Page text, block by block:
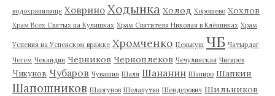
водохранилище Ховрино Ходынка Холод Хорошево Хохлов
Храм Всех Святых на Кулишках Храм Святителя Николая в Клённиках Храм
Успения на Успенском вражке Хромченко Ценькуш ЧБ Чатырдаг
Чегем Чекандин Черников Черноплеков Чечулинская Чигирев
Чикунов Чубаров Чувашия Шаля Шананин Шапиро Шапкин
Шапошников Шаргунов Шелапутин Шендерович Шильников